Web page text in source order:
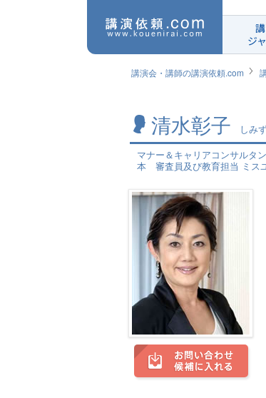
ジ
講演会・講師の講演依頼.com
清水彰子 しみ
マナー＆キャリアコンサルタ
本 審査員及び教育担当 ミス